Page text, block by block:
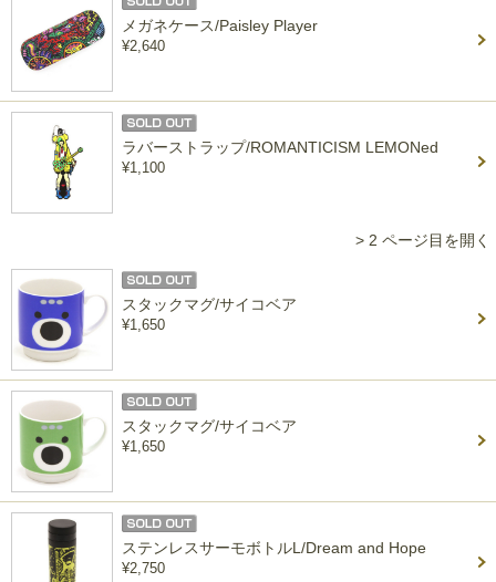
メガネケース/Paisley Player
¥2,640
ラバーストラップ/ROMANTICISM LEMONed
¥1,100
> 2 ページ目を開く
スタックマグ/サイコベア
¥1,650
スタックマグ/サイコベア
¥1,650
ステンレスサーモボトルL/Dream and Hope
¥2,750